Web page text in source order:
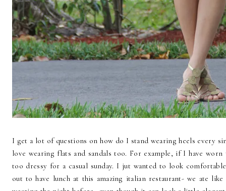
I get a lot of questions on how do I stand wearing heels every
love wearing flats and sandals too. For example, if I have
too dressy for a casual sunday. I jut wanted to look
out to have lunch at this amazing italian restaurant- we ate